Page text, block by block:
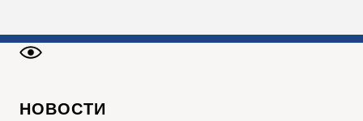
НОВОСТИ